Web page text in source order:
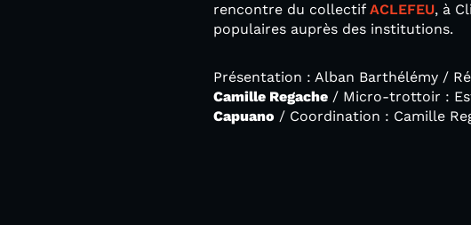
rencontre du collectif ACLEFEU, à
populaires auprès des institutions.
Présentation : Alban Barthélémy /
Camille Regache / Micro-trottoir :
Capuano / Coordination : Camille